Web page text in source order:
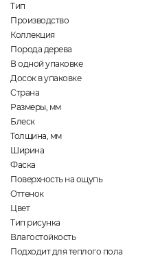
Тип
Производство
Коллекция
Порода дерева
В одной упаковке
Досок в упаковке
Страна
Размеры, мм
Блеск
Толщина, мм
Ширина
Фаска
Поверхность на ощупь
Оттенок
Цвет
Тип рисунка
Влагостойкость
Подходит для теплого пола